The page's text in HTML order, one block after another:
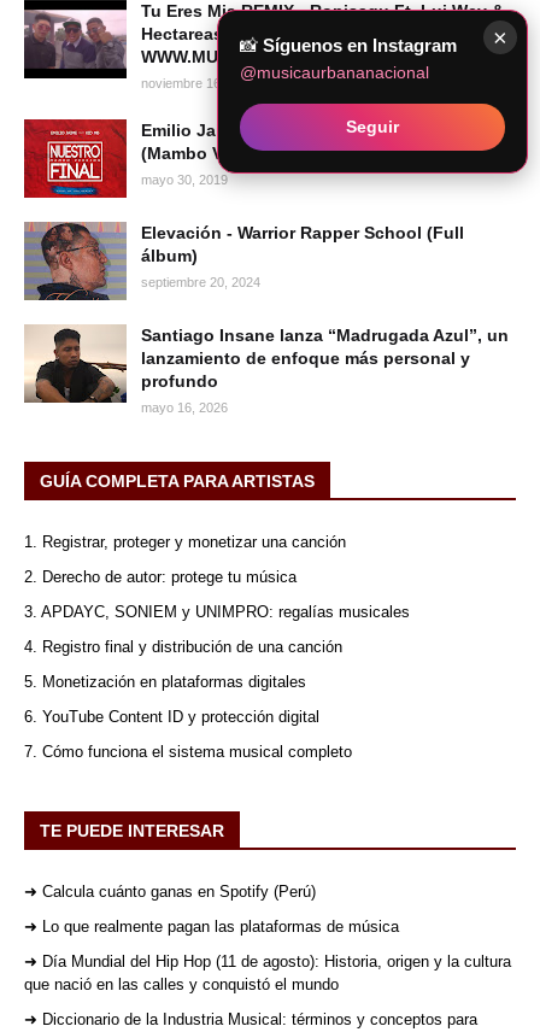
Tu Eres Mia REMIX - Ropisagu Ft. Lui Wey &
Hectareas 14 (Prod New Port)
WWW.MUSICAURBANANACIONAL.COM
noviembre 16, 2010
Emilio Jaime & Kid MB - Nuestro Final
(Mambo Versión) [Audio Oficial]
mayo 30, 2019
Elevación - Warrior Rapper School (Full
álbum)
septiembre 20, 2024
Santiago Insane lanza “Madrugada Azul”, un
lanzamiento de enfoque más personal y
profundo
mayo 16, 2026
GUÍA COMPLETA PARA ARTISTAS
1. Registrar, proteger y monetizar una canción
2. Derecho de autor: protege tu música
3. APDAYC, SONIEM y UNIMPRO: regalías musicales
4. Registro final y distribución de una canción
5. Monetización en plataformas digitales
6. YouTube Content ID y protección digital
7. Cómo funciona el sistema musical completo
TE PUEDE INTERESAR
➜ Calcula cuánto ganas en Spotify (Perú)
➜ Lo que realmente pagan las plataformas de música
➜ Día Mundial del Hip Hop (11 de agosto): Historia, origen y la cultura
que nació en las calles y conquistó el mundo
➜ Diccionario de la Industria Musical: términos y conceptos para
×
📸 Síguenos en Instagram
@musicaurbananacional
Seguir